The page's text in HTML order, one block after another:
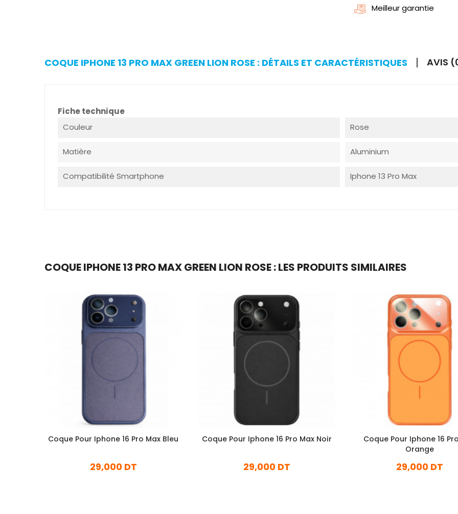
Meilleur garantie
COQUE IPHONE 13 PRO MAX GREEN LION ROSE : DÉTAILS ET CARACTÉRISTIQUES AVIS
Fiche technique
Couleur
Rose
Matière Aluminium
Compatibilité Smartphone Iphone 13 Pro Max
COQUE IPHONE 13 PRO MAX GREEN LION ROSE : LES PRODUITS SIMILAIRES
Coque Pour Iphone 16 Pro Max Bleu
29,000 DT
Coque Pour Iphone 16 Pro Max Noir
29,000 DT
Coque Pour Iphone 16
Orange
29,000 DT